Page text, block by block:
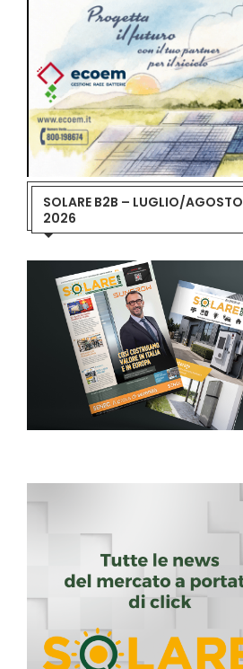
SOLARE B2B – LUGLIO/AGOSTO
2026